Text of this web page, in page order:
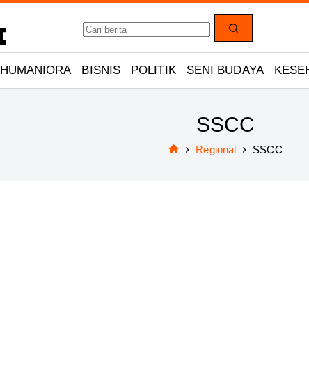
No
results
HUMANIORA BISNIS POLITIK SENI BUDAYA
SSCC
Regional SSCC